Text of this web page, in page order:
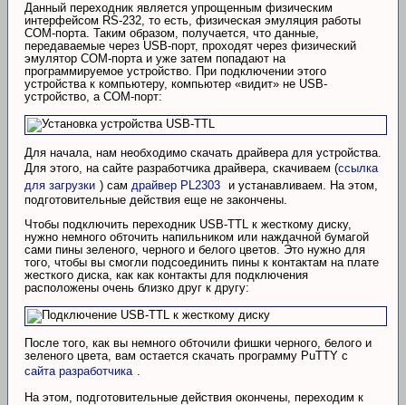
Данный переходник является упрощенным физическим
интерфейсом RS-232, то есть, физическая эмуляция работы
COM-порта. Таким образом, получается, что данные,
передаваемые через USB-порт, проходят через физический
эмулятор COM-порта и уже затем попадают на
программируемое устройство. При подключении этого
устройства к компьютеру, компьютер «видит» не USB-
устройство, а COM-порт:
Для начала, нам необходимо скачать драйвера для устройства.
Для этого, на сайте разработчика драйвера, скачиваем (ссылка
для загрузки ) сам драйвер PL2303 и устанавливаем. На этом,
подготовительные действия еще не закончены.
Чтобы подключить переходник USB-TTL к жесткому диску,
нужно немного обточить напильником или наждачной бумагой
сами пины зеленого, черного и белого цветов. Это нужно для
того, чтобы вы смогли подсоединить пины к контактам на плате
жесткого диска, как как контакты для подключения
расположены очень близко друг к другу:
После того, как вы немного обточили фишки черного, белого и
зеленого цвета, вам остается скачать программу PuTTY с
сайта разработчика .
На этом, подготовительные действия окончены, переходим к